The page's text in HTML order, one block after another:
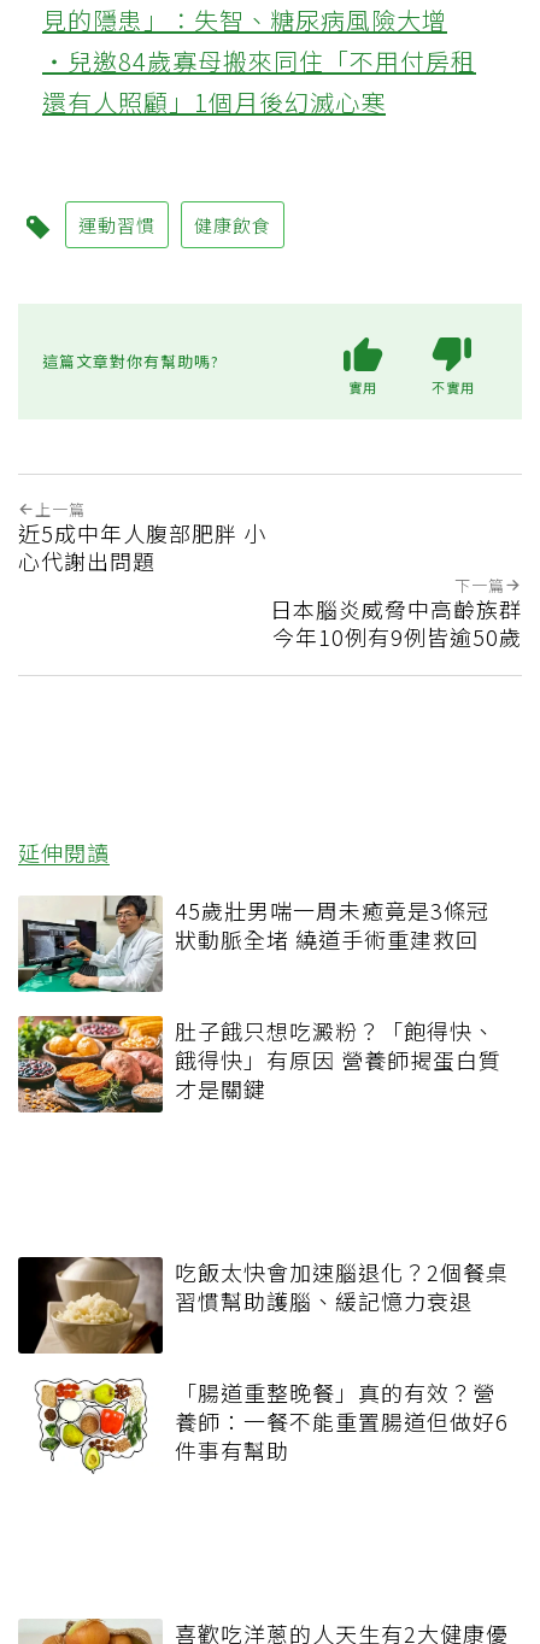
見的隱患」：失智、糖尿病風險大增
‧兒邀84歲寡母搬來同住「不用付房租
還有人照顧」1個月後幻滅心寒
運動習慣 健康飲食
這篇文章對你有幫助嗎?
實用 不實用
上一篇
近5成中年人腹部肥胖 小
心代謝出問題
下一篇
日本腦炎威脅中高齡族群
今年10例有9例皆逾50歲
延伸閱讀
45歲壯男喘一周未癒竟是3條冠
狀動脈全堵 繞道手術重建救回
肚子餓只想吃澱粉？「飽得快、
餓得快」有原因 營養師揭蛋白質
才是關鍵
吃飯太快會加速腦退化？2個餐桌
習慣幫助護腦、緩記憶力衰退
「腸道重整晚餐」真的有效？營
養師：一餐不能重置腸道但做好6
件事有幫助
喜歡吃洋蔥的人天生有2大健康優